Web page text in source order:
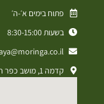
פתוח בימים א׳-ה׳
בשעות 8:30-15:00
קדמה 1, מושב כפר חיים